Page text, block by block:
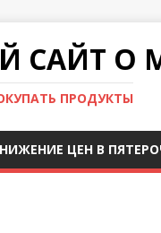
О
ПРОДУКТЫ
ЦЕН В